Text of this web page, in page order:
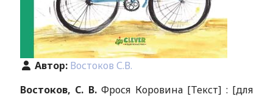
Автор: Востоков С.В.
Востоков, С. В.Фрося Коровина [Текст] : [для